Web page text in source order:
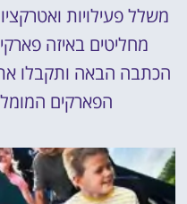
משלל פעילויות
מחליטים באיזה
הכתבה הבאה ותקבלו
הפארקים